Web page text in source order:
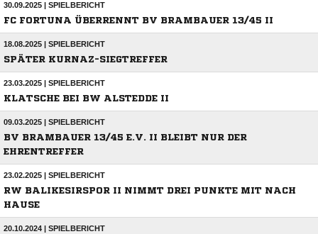
30.09.2025 | SPIELBERICHT
FC FORTUNA ÜBERRENNT BV BRAMBAUER 13/45 II
18.08.2025 | SPIELBERICHT
SPÄTER KURNAZ-SIEGTREFFER
23.03.2025 | SPIELBERICHT
KLATSCHE BEI BW ALSTEDDE II
09.03.2025 | SPIELBERICHT
BV BRAMBAUER 13/45 E.V. II BLEIBT NUR DER
EHRENTREFFER
23.02.2025 | SPIELBERICHT
RW BALIKESIRSPOR II NIMMT DREI PUNKTE MIT NACH
HAUSE
20.10.2024 | SPIELBERICHT